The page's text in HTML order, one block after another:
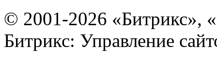
© 2001-2026 «Битрикс»,
Битрикс: Управление